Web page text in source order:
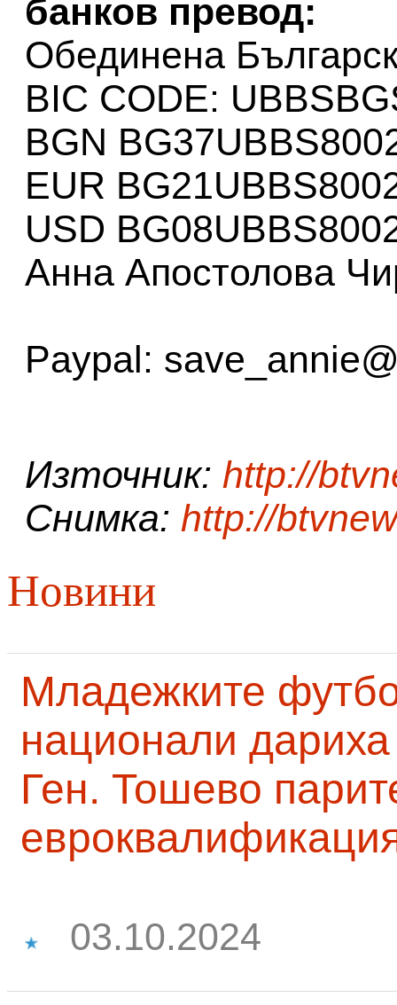
банков превод:
Обединена
BIC CODE:
BGN
EUR
USD
Анна Апостолова
Paypal:
Източник: http://
Снимка: http://
Новини
Младежките
национали
Ген. Тошево
03.10.2024